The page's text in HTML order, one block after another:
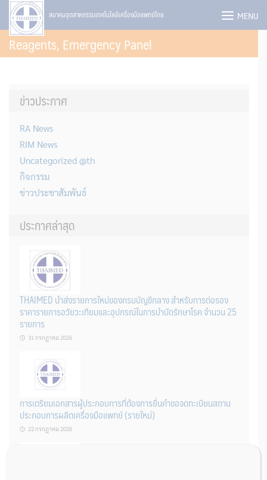
Skip
content
สมาคมอุตสาหกรรมเทคโนโลยีเครื่องมือแพทย์ไทย MENU
Reagents, Emergency Panel
ข่าวประกาศ
RA News
RIM News
Uncategorized @th
กิจกรรม
ข่าวประชาสัมพันธ์
ประกาศล่าสุด
THAIMED นำส่งรายการใหม่ของกรมบัญชีกลาง สำหรับการต่อรอง
ราคารายการอวัยวะเทียมและอุปกรณ์ในการบำบัดรักษาโรค จำนวน 25
รายการ
31 กรกฎาคม 2026
การเตรียมเอกสารผู้ประกอบการที่ต้องการยื่นคำขอจดทะเบียนสถาน
ประกอบการผลิตเครื่องมือแพทย์ (รายใหม่)
22 กรกฎาคม 2026